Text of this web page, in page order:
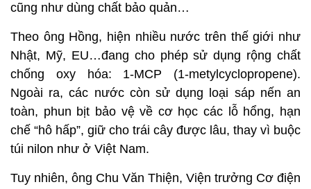
cũng như dùng chất bảo quản…
Theo ông Hồng, hiện nhiều nước trên thế giới như
Nhật, Mỹ, EU…đang cho phép sử dụng rộng chất
chống oxy hóa: 1-MCP (1-metylcyclopropene).
Ngoài ra, các nước còn sử dụng loại sáp nến an
toàn, phun bịt bảo vệ về cơ học các lỗ hổng, hạn
chế “hô hấp”, giữ cho trái cây được lâu, thay vì buộc
túi nilon như ở Việt Nam.
Tuy nhiên, ông Chu Văn Thiện, Viện trưởng Cơ điện